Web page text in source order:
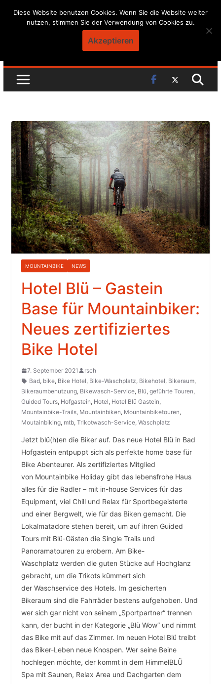
Skip
MOUNTAINBIKE NEWS
Hotel Blü – Gastein
Base für Mountainbiker:
Neues zertifiziertes
Bike Hotel
7. September 2021
rsch
Bad, bike, Bike Hotel, Bike-Waschplatz, Bikehotel, Bikeraum,
Bikeraumbenutzung, Bikewasch-Service, Blü, geführte Touren,
Guided Tours, Hofgastein, Hotel, Hotel Blü Gastein,
Mountainbike-Trails, Mountainbiken, Mountainbiketouren,
Moutainbiking, mtb, Trikotwasch-Service, Waschplatz
Jetzt blü(h)en die Biker auf. Das neue Hotel Blü in Bad
Hofgastein entpuppt sich als perfekte home base für
Bike Abenteurer. Als zertifiziertes Mitglied
von Mountainbike Holiday gibt das lebensfrohe Haus
alles für die Radler – mit in-house Services für das
Equipment, viel Chill und Relax für Sportbegeisterte
und einer Bergwelt, wie für das Biken gemacht. Die
Lokalmatadore stehen bereit, um auf ihren Guided
Tours mit Blü-Gästen die Single Trails und
Panoramatouren zu erobern. Am Bike-
Waschplatz werden die guten Stücke auf Hochglanz
gebracht, um die Trikots kümmert sich
der Waschservice des Hotels. Im gesicherten
Bikeraum sind die Fahrräder bestens aufgehoben. Und
wer sich gar nicht von seinem „Sportpartner“ trennen
kann, der bucht in der Kategorie „Blü Wow“ und nimmt
das Bike mit auf das Zimmer. Im neuen Hotel Blü treibt
das Biker-Leben neue Knospen. Wer seine Beine
hochlegen möchte, der kommt in dem HimmelBLÜ
Spa mit Saunen, Relax Area und Dachgarten dem
Diese Website benutzen Cookies. Wenn Sie die Website weiter
nutzen, stimmen Sie der Verwendung von Cookies zu.
Akzeptieren